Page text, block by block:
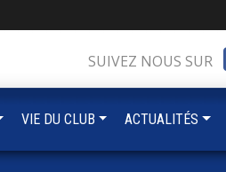
SUIVEZ NOUS SUR
VIE DU CLUB ACTUALITÉS